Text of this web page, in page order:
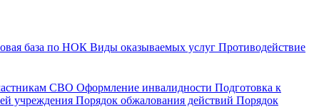
база по НОК Виды оказываемых услуг Противодействие
СВО Оформление инвалидности Подготовка к
учреждения Порядок обжалования действий Порядок